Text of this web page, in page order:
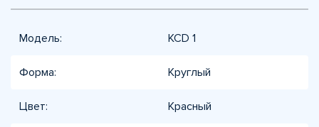
Модель: KCD 1
Форма: Круглый
Цвет: Красный